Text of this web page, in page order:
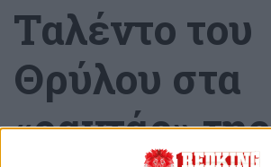
Ταλέντο του
Θρύλου στα
«ραντάρ» της